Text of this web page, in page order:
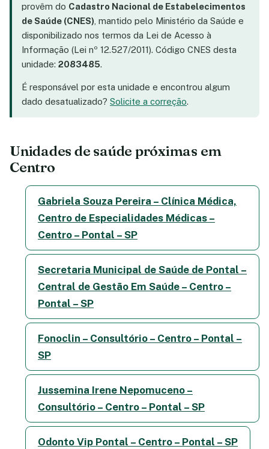
provêm do Cadastro Nacional de Estabelecimentos
de Saúde (CNES) , mantido pelo Ministério da Saúde e
disponibilizado nos termos da Lei de Acesso à
Informação (Lei nº 12.527/2011). Código CNES desta
unidade: 2083485.
É responsável por esta unidade e encontrou algum
dado desatualizado? Solicite a correção.
Unidades de saúde próximas em
Centro
Gabriela Souza Pereira – Clínica Médica,
Centro de Especialidades Médicas –
Centro – Pontal – SP
Secretaria Municipal de Saúde de Pontal –
Central de Gestão Em Saúde – Centro –
Pontal – SP
Fonoclin – Consultório – Centro – Pontal –
SP
Jussemina Irene Nepomuceno –
Consultório – Centro – Pontal – SP
Odonto Vip Pontal – Centro – Pontal – SP